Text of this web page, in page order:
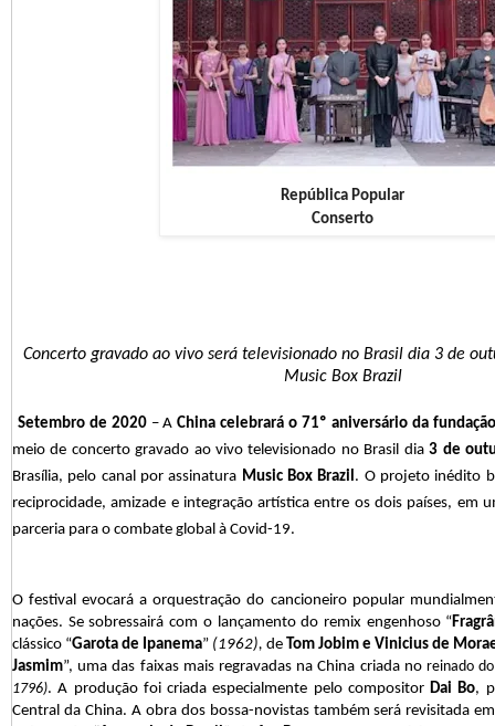
República Popular
Conserto
Concerto gravado ao vivo será televisionado no Brasil dia 3 de
Music Box Brazil
Setembro de 2020– AChina celebrará o 71º aniversário da
meio de concerto gravado ao vivo televisionado no Brasil dia3 de
Brasília, pelo canal por assinatura Music Box Brazil. O projeto inédito
reciprocidade, amizade e integração artística entre os dois países, em
parceria para o combate global à Covid-19.
O festival evocará a orquestração do cancioneiro popular
nações. Se sobressairá com o lançamento do remix engenhoso “
clássico “Garota de Ipanema” (1962), de Tom Jobim e Vinicius de
Jasmim”, uma das faixas mais regravadas na China criada no reinado
1796). A produção foi criada especialmente pelo compositor Dai Bo,
Central da China. A obra dos bossa-novistas também será revisitada